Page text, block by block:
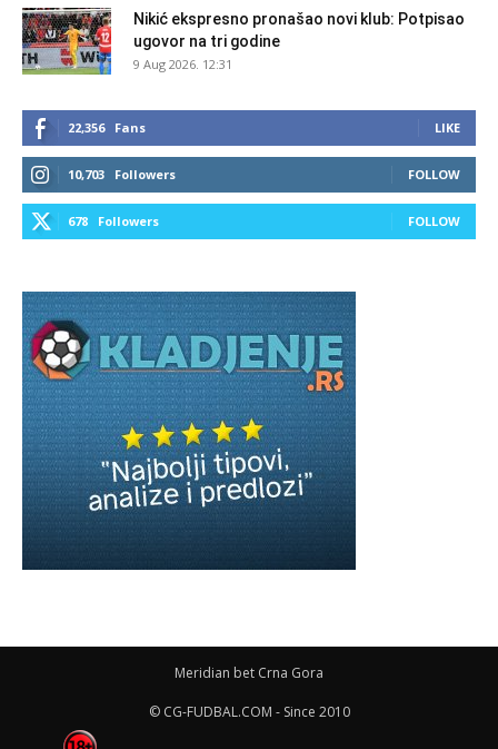
Nikić ekspresno pronašao novi klub: Potpisao
ugovor na tri godine
9 Aug 2026. 12:31
22,356 Fans LIKE
10,703 Followers FOLLOW
678 Followers FOLLOW
Meridian bet Crna Gora
© CG-FUDBAL.COM - Since 2010